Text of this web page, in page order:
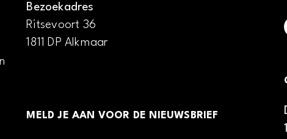
Bezoekadres
Ritsevoort 36
1811 DP Alkmaar
MELD JE AAN VOOR DE NIEUWSBRIEF